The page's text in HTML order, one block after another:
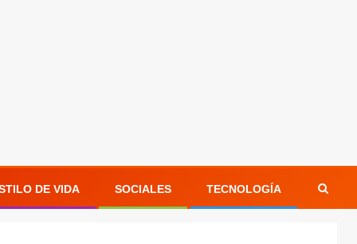
DE VIDA SOCIALES TECNOLOGÍA